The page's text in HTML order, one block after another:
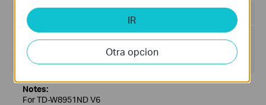
Idioma:
Tamaño del archivo:10.24 MB
Sistema operativo: Win2000/XP/2003/Vista/7/8
Notes:
For TD-W8951ND V6
IR
Otra opcion